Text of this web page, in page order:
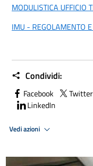
MODULISTICA UFFICIO
IMU - REGOLAMENTO
Condividi:
Facebook Twitter
LinkedIn
Vedi azioni